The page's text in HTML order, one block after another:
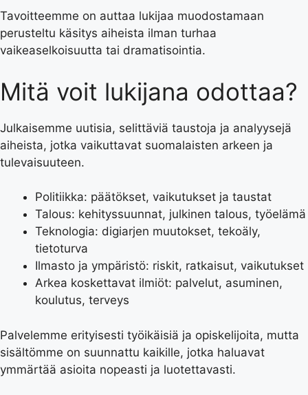
Tavoitteemme on auttaa lukijaa muodostamaan
perusteltu käsitys aiheista ilman turhaa
vaikeaselkoisuutta tai dramatisointia.
Mitä voit lukijana odottaa?
Julkaisemme uutisia, selittäviä taustoja ja analyysejä
aiheista, jotka vaikuttavat suomalaisten arkeen ja
tulevaisuuteen.
Politiikka: päätökset, vaikutukset ja taustat
Talous: kehityssuunnat, julkinen talous, työelämä
Teknologia: digiarjen muutokset, tekoäly,
tietoturva
Ilmasto ja ympäristö: riskit, ratkaisut, vaikutukset
Arkea koskettavat ilmiöt: palvelut, asuminen,
koulutus, terveys
Palvelemme erityisesti työikäisiä ja opiskelijoita, mutta
sisältömme on suunnattu kaikille, jotka haluavat
ymmärtää asioita nopeasti ja luotettavasti.